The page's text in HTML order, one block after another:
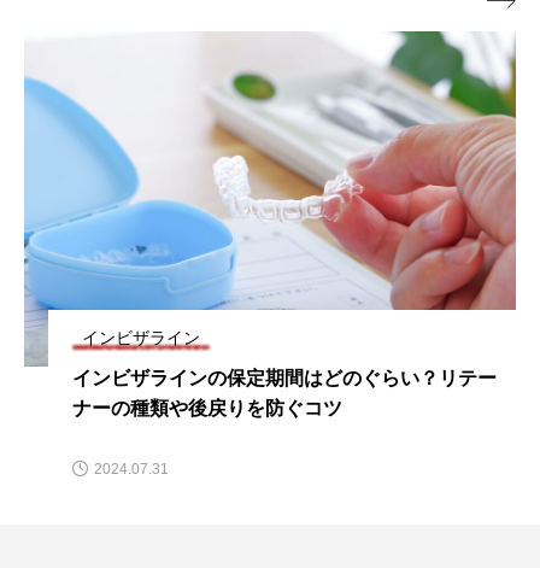
インビザライン
インビザラインの保定期間はどのぐらい？リテー
ナーの種類や後戻りを防ぐコツ
2024.07.31